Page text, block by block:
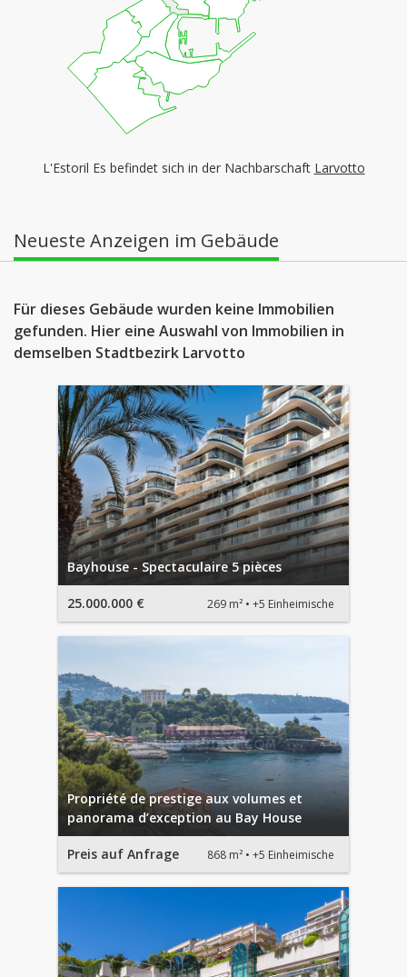
L'Estoril Es befindet sich in der Nachbarschaft Larvotto
Neueste Anzeigen im Gebäude
Für dieses Gebäude wurden keine Immobilien
gefunden. Hier eine Auswahl von Immobilien in
demselben Stadtbezirk Larvotto
Bayhouse - Spectaculaire 5 pièces
25.000.000 € 269 m² +5 Einheimische
Propriété de prestige aux volumes et
panorama d’exception au Bay House
Preis auf Anfrage 868 m² +5 Einheimische